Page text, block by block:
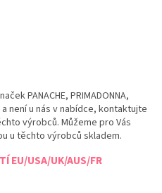
PANACHE, PRIMADONNA,
a není u nás v nabídce, kontaktujte
výrobců. Můžeme pro Vás
u těchto výrobců skladem.
EU/USA/UK/AUS/FR